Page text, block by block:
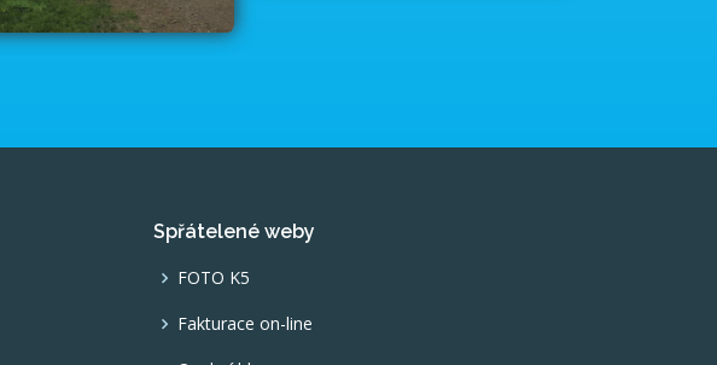
Spřátelené weby
FOTO K5
Fakturace on-line